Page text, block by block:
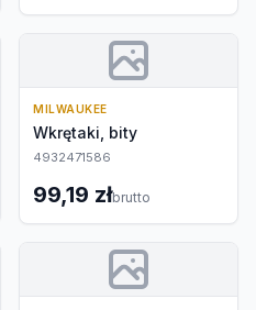
MILWAUKEE
Wkrętaki, bity
4932471586
99,19 złbrutto